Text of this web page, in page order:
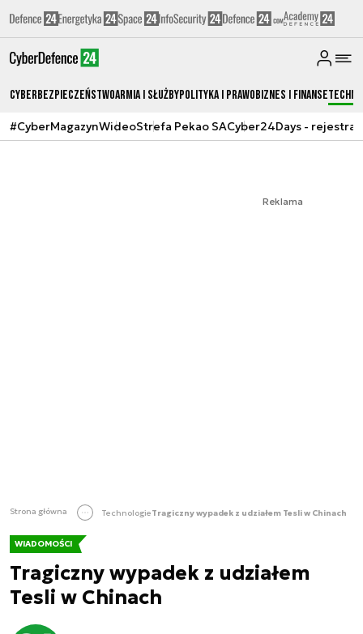
CyberbezpieczeństwoArmia i SłużbyPolityka i prawoBiznes i Finanse
#CyberMagazynWideoStrefa Pekao SACyber24Days -
Reklama
Strona główna TechnologieTragiczny wypadek z udziałem Tesli w Chinach
WIADOMOŚCI
Tragiczny wypadek z udziałem
Tesli w Chinach